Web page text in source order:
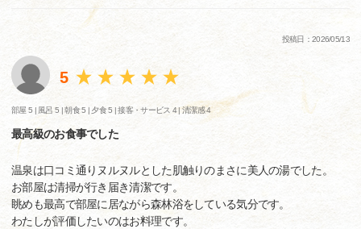
投稿日：2026/05/13
5
部屋 5 | 風呂 5 |朝食 5 | 夕食 5 |接客・サービス 4 |清潔感 4
最高級のお食事でした
温泉は口コミ通りヌルヌルとした肌触りのまさに美人の湯でした。
お部屋は清掃が行き届き清潔です。
眺めも最高で部屋に居ながら森林浴をしている気分です。
わたしが評価したいのはお料理です。